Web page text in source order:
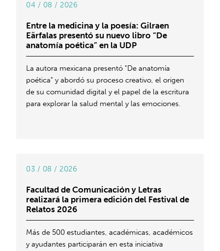
04 / 08 / 2026
Entre la medicina y la poesía: Gilraen
Eärfalas presentó su nuevo libro “De
anatomía poética” en la UDP
La autora mexicana presentó "De anatomía
poética" y abordó su proceso creativo, el origen
de su comunidad digital y el papel de la escritura
para explorar la salud mental y las emociones.
03 / 08 / 2026
Facultad de Comunicación y Letras
realizará la primera edición del Festival de
Relatos 2026
Más de 500 estudiantes, académicas, académicos
y ayudantes participarán en esta iniciativa